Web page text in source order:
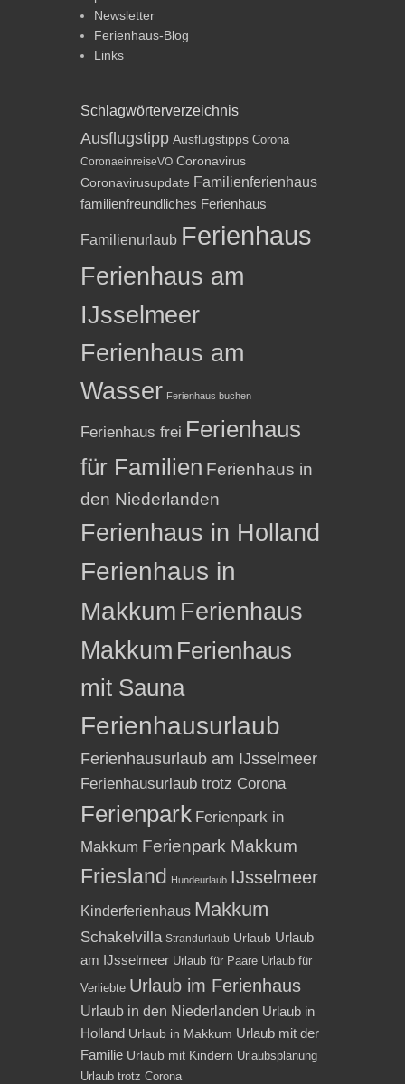
Newsletter
Ferienhaus-Blog
Links
Schlagwörterverzeichnis
Ausflugstipp Ausflugstipps Corona
CoronaeinreiseVO Coronavirus
Coronavirusupdate Familienferienhaus
familienfreundliches Ferienhaus
Familienurlaub Ferienhaus
Ferienhaus am
IJsselmeer
Ferienhaus am
Wasser Ferienhaus buchen
Ferienhaus frei Ferienhaus
für Familien Ferienhaus in
den Niederlanden
Ferienhaus in Holland
Ferienhaus in
Makkum Ferienhaus
Makkum Ferienhaus
mit Sauna
Ferienhausurlaub
Ferienhausurlaub am IJsselmeer
Ferienhausurlaub trotz Corona
Ferienpark Ferienpark in
Makkum Ferienpark Makkum
Friesland Hundeurlaub IJsselmeer
Kinderferienhaus Makkum
Schakelvilla Strandurlaub Urlaub Urlaub
am IJsselmeer Urlaub für Paare Urlaub für
Verliebte Urlaub im Ferienhaus
Urlaub in den Niederlanden Urlaub in
Holland Urlaub in Makkum Urlaub mit der
Familie Urlaub mit Kindern Urlaubsplanung
Urlaub trotz Corona